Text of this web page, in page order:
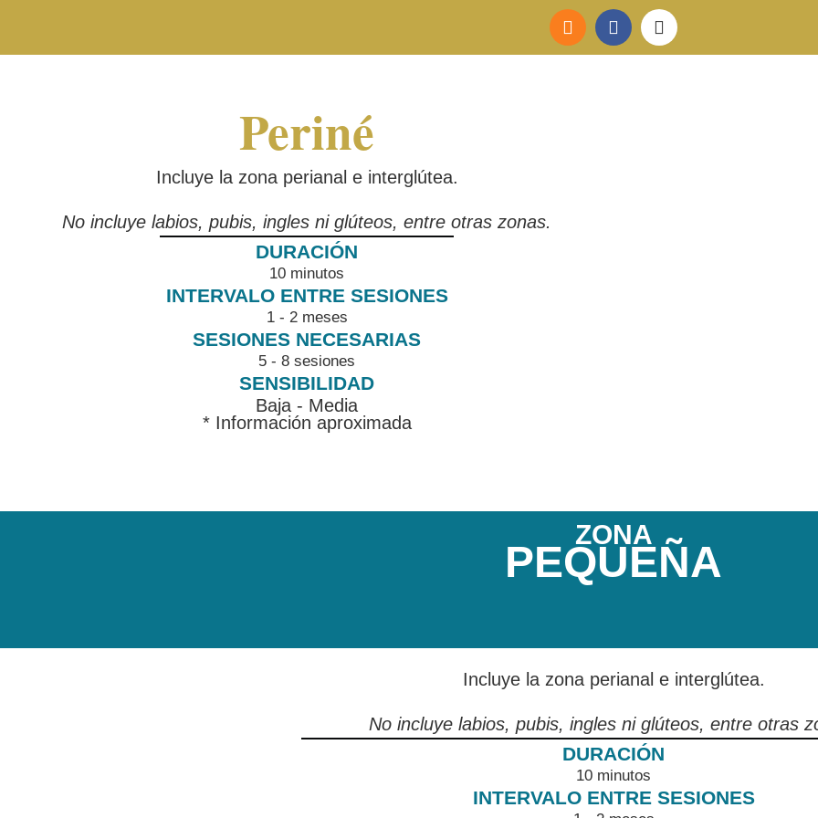
Periné
Incluye la zona perianal e interglútea.
No incluye labios, pubis, ingles ni glúteos, entre otras zonas.
10 minutos
1 - 2 meses
5 - 8 sesiones
Baja - Media
* Información aproximada
ZONA
PEQUEÑA
Incluye la zona perianal e interglútea.
No incluye labios, pubis, ingles ni glúteos, entre otras
10 minutos